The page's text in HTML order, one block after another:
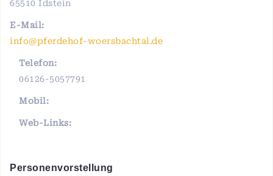
65510 Idstein
E-Mail:
info@pferdehof-woersbachtal.de
Telefon:
06126-5057791
Mobil:
Web-Links:
Personenvorstellung